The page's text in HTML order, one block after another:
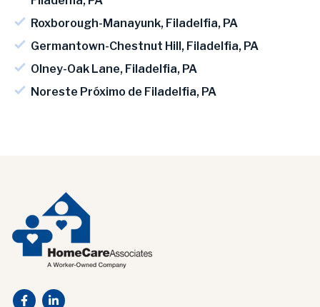
Roxborough-Manayunk, Filadelfia, PA
Germantown-Chestnut Hill, Filadelfia, PA
Olney-Oak Lane, Filadelfia, PA
Noreste Próximo de Filadelfia, PA